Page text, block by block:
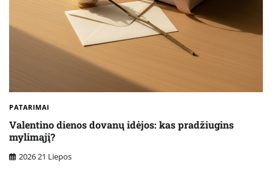
PATARIMAI
Valentino dienos dovanų idėjos: kas pradžiugins
mylimąjį?
2026 21 Liepos